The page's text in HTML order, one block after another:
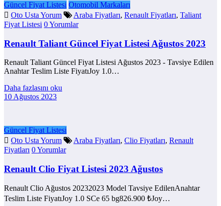
Güncel Fiyat Listesi Otomobil Markaları
Oto Usta Yorum
Araba Fiyatları, Renault Fiyatları, Taliant
Fiyat Listesi 0 Yorumlar
Renault Taliant Güncel Fiyat Listesi Ağustos 2023
Renault Taliant Güncel Fiyat Listesi Ağustos 2023 - Tavsiye Edilen
Anahtar Teslim Liste FiyatıJoy 1.0…
Daha fazlasını oku
10 Ağustos 2023
Güncel Fiyat Listesi
Oto Usta Yorum
Araba Fiyatları, Clio Fiyatları, Renault
Fiyatları 0 Yorumlar
Renault Clio Fiyat Listesi 2023 Ağustos
Renault Clio Ağustos 20232023 Model Tavsiye EdilenAnahtar
Teslim Liste FiyatıJoy 1.0 SCe 65 bg826.900 ₺Joy…